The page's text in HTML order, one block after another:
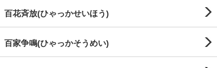
百花斉放(ひゃっかせいほう)
百家争鳴(ひゃっかそうめい)